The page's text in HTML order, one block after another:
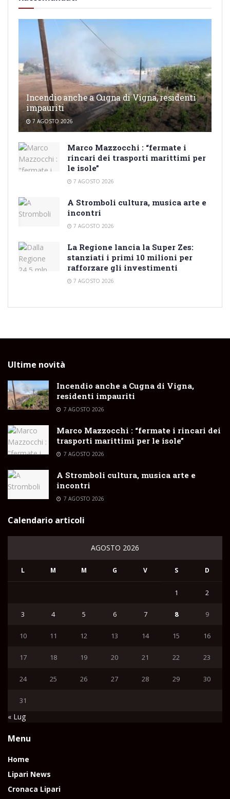
Incendio anche a Cugna di Vigna, residenti
impauriti
7 AGOSTO 2026
Marco Mazzocchi : “fermate i
rincari dei trasporti marittimi per
le isole”
7 AGOSTO 2026
A Stromboli cultura, musica arte e
incontri
7 AGOSTO 2026
La Regione lancia la Super Zes:
stanziati i primi 10 milioni per
rafforzare gli investimenti
7 AGOSTO 2026
Ultime novità
Incendio anche a Cugna di Vigna,
residenti impauriti
7 AGOSTO 2026
Marco Mazzocchi : “fermate i rincari dei
trasporti marittimi per le isole”
7 AGOSTO 2026
A Stromboli cultura, musica arte e
incontri
7 AGOSTO 2026
Calendario articoli
AGOSTO 2026
L M M G V S D
1 2
3 4 5 6 7 8 9
10 11 12 13 14 15 16
17 18 19 20 21 22 23
24 25 26 27 28 29 30
31
« Lug
Menu
Home
Lipari News
Cronaca Lipari